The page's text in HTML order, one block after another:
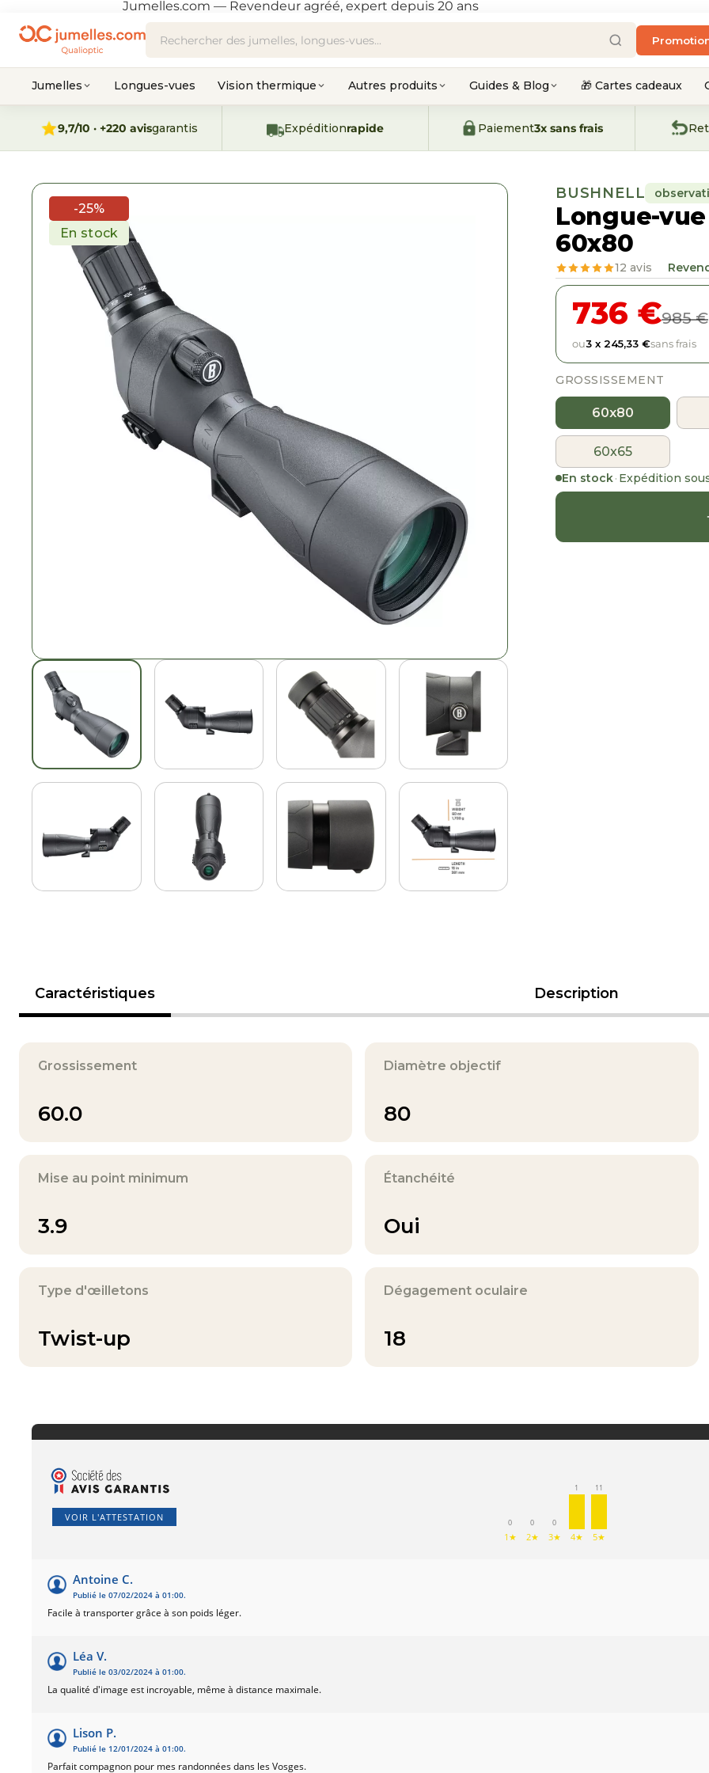
Jumelles.com — Revendeur agréé, expert depuis 20 ans
Jumelles Longues-vues Vision thermique Autres produits Guides & Blog 🎁 Cartes cadeaux
9,7/10 · +220 avisgarantis Expéditionrapide Paiement3x sans frais
-25%
En stock
BUSHNELL
Longue-
60x80
12 avis
736 €985 €
ou3 x 245,33 €sans frais
GROSSISSEMENT
60x80
60x65
En stock· Expédition
Caractéristiques Description
Grossissement
60.0
Diamètre objectif
80
Mise au point minimum
3.9
Étanchéité
Oui
Type d'œilletons
Twist-up
Dégagement oculaire
18
VOIR L'ATTESTATION 0
1★
0
2★
0
3★
1
4★
11
5★
Antoine C.
Publié le 07/02/2024 à 01:00.
Facile à transporter grâce à son poids léger.
Léa V.
Publié le 03/02/2024 à 01:00.
La qualité d'image est incroyable, même à distance maximale.
Lison P.
Publié le 12/01/2024 à 01:00.
Parfait compagnon pour mes randonnées dans les Vosges.